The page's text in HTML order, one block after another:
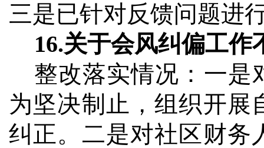
三是已针对反馈问题进
16.关于会风纠偏工作
整改落实情况： 一是
为坚决制止，组织开展
纠正。二是对社区财务